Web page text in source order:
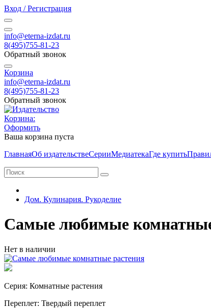
Вход / Регистрация
info@eterna-izdat.ru
8(495)755-81-23
Обратный звонок
Корзина
info@eterna-izdat.ru
8(495)755-81-23
Обратный звонок
Корзина:
Оформить
Ваша корзина пуста
ГлавнаяОб издательствеСерииМедиатекаГде купить
Дом. Кулинария. Рукоделие
Самые любимые
Нет в наличии
Серия: Комнатные растения
Переплет: Твердый переплет